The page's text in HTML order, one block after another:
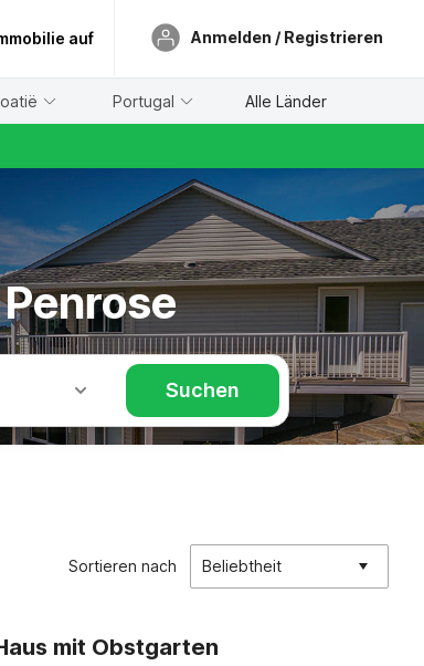
auf Anmelden / Registrieren
Portugal Alle Länder
Suchen
Sortieren nach Beliebtheit
mit Obstgarten